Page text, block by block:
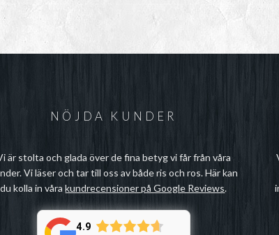
NÖJDA KUNDER
är stolta och glada över de fina betyg vi får från våra
Vi läser och tar till oss av både ris och ros. Här kan
du kolla in vårakundrecensioner på Google Reviews.
4.9